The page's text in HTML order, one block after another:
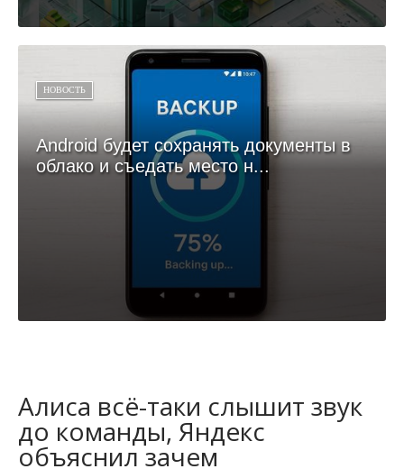
НОВОСТЬ
Android будет сохранять документы в
облако и съедать место н...
Алиса всё-таки слышит звук
до команды, Яндекс
объяснил зачем